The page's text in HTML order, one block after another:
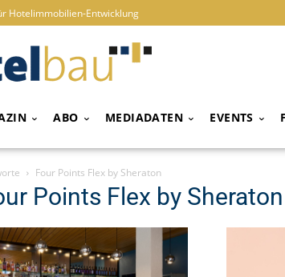
Hotelimmobilien-Entwicklung
ABO MEDIADATEN EVENTS
Four Points Flex by Sheraton
Points Flex by Sheraton